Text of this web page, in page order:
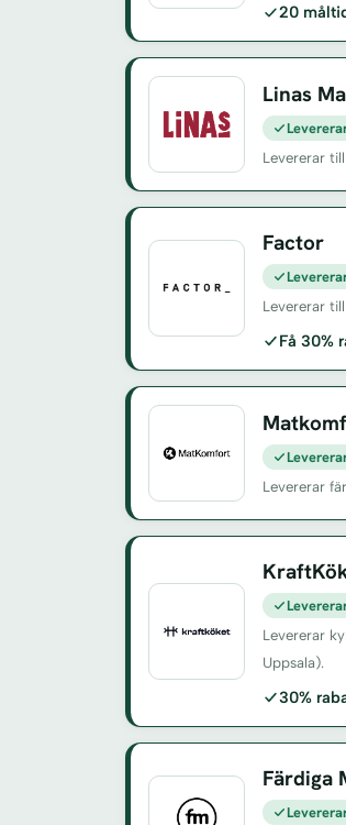
20
Linas
Levererar
Factor
Levererar
Få 30%
Levererar
Levererar
Uppsala).
30%
Färdiga